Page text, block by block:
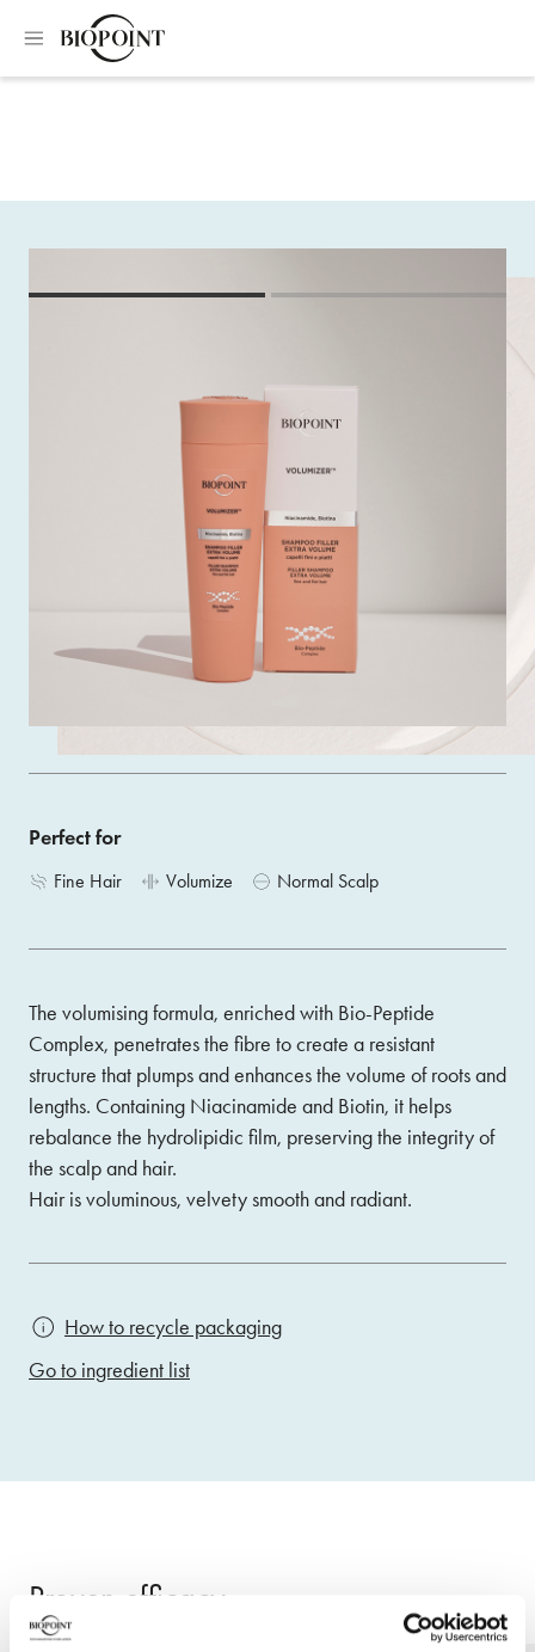
Extra volume filler
shampoo
Gently cleanses the skin and gives new volume and body
Perfect for
Fine Hair Volumize Normal Scalp
The volumising formula, enriched with Bio-Peptide
Complex, penetrates the fibre to create a resistant
structure that plumps and enhances the volume of roots and
lengths. Containing Niacinamide and Biotin, it helps
rebalance the hydrolipidic film, preserving the integrity of
the scalp and hair.
Hair is voluminous, velvety smooth and radiant.
How to recycle packaging
Go to ingredient list
Proven efficacy